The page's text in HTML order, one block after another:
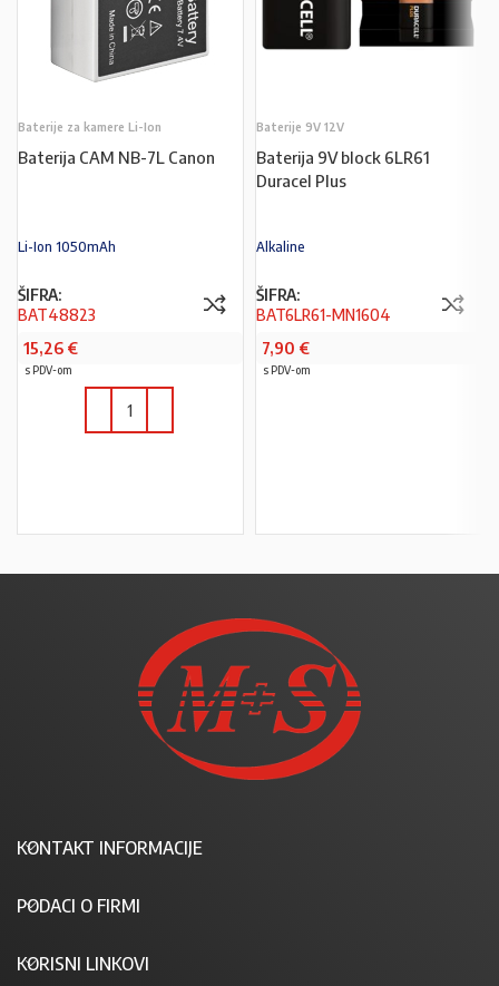
Baterije za kamere Li-Ion
Baterija CAM NB-7L Canon
Li-Ion 1050mAh
ŠIFRA:
BAT48823
15,26 €
s PDV-om
Baterije 9V 12V
Baterija 9V block 6LR61
Duracel Plus
Alkaline
ŠIFRA:
BAT6LR61-MN1604
7,90 €
s PDV-om
KONTAKT INFORMACIJE
PODACI O FIRMI
KORISNI LINKOVI